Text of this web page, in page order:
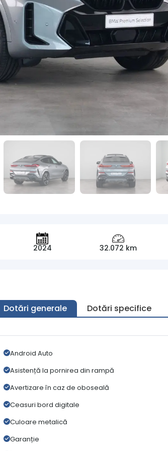
2024 32.072 km
Dotări generale Dotări specifice
Android Auto
Asistență la pornirea din rampă
Avertizare în caz de oboseală
Ceasuri bord digitale
Culoare metalică
Garanție